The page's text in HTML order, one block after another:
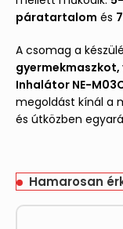
páratartalom és
A csomag a
Inhalátor NE-
megoldást kínál a
és útközben
Hamarosan